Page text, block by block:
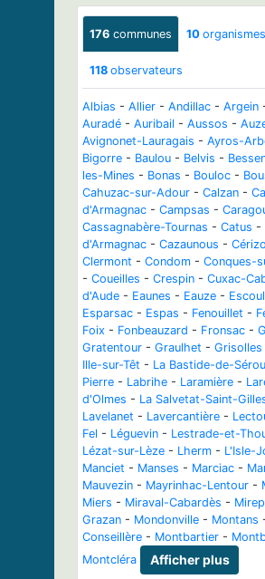
176 communes 10 organismes
118 observateurs
Albias - Allier - Andillac - Argein
Auradé - Auribail - Aussos -
Avignonet-Lauragais - Ayros-
Bigorre - Baulou - Belvis -
les-Mines - Bonas - Bouloc -
Cahuzac-sur-Adour - Calzan -
d'Armagnac - Campsas -
Cassagnabère-Tournas - Catus -
d'Armagnac - Cazaunous -
Clermont - Condom - Conques-
- Coueilles - Crespin - Cuxac-
d'Aude - Eaunes - Eauze -
Esparsac - Espas - Fenouillet -
Foix - Fonbeauzard - Fronsac -
Gratentour - Graulhet - Grisolles
Ille-sur-Têt - La Bastide-de-Sérou
Pierre - Labrihe - Laramière -
d'Olmes - La Salvetat-Saint-
Lavelanet - Lavercantière -
Fel - Léguevin - Lestrade-et-
Lézat-sur-Lèze - Lherm - L'Isle-
Manciet - Manses - Marciac -
Mauvezin - Mayrinhac-Lentour -
Miers - Miraval-Cabardès -
Grazan - Mondonville - Montans
Conseillère - Montbartier -
Montcléra
Afficher plus